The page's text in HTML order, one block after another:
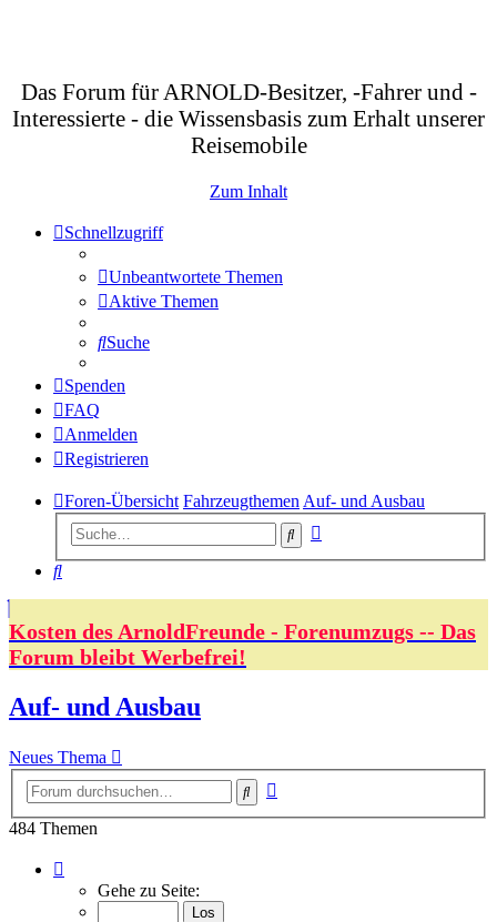
Das Forum für ARNOLD-Besitzer, -Fahrer und -
Interessierte - die Wissensbasis zum Erhalt unserer
Reisemobile
Zum Inhalt
Schnellzugriff
Unbeantwortete Themen
Aktive Themen
Suche
Spenden
FAQ
Anmelden
Registrieren
Foren-Übersicht Fahrzeugthemen Auf- und Ausbau
Suche
Suche
Kosten des ArnoldFreunde - Forenumzugs -- Das
Forum bleibt Werbefrei!
Auf- und Ausbau
Neues Thema
Suche
484 Themen
von
Gehe zu Seite: